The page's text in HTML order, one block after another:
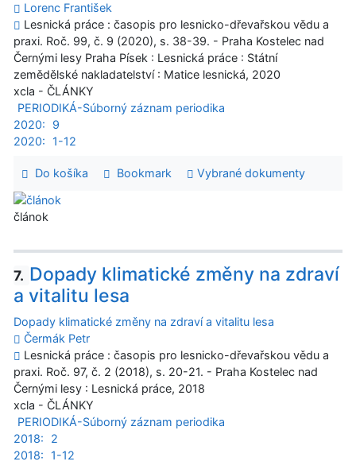
Lorenc František
Lesnická práce : časopis pro lesnicko-dřevařskou vědu a
praxi. Roč. 99, č. 9 (2020), s. 38-39. - Praha Kostelec nad
Černými lesy Praha Písek : Lesnická práce : Státní
zemědělské nakladatelství : Matice lesnická, 2020
xcla - ČLÁNKY
PERIODIKÁ-Súborný záznam periodika
2020:
9
2020:
1-12
Do košíka Bookmark Vybrané dokumenty
článok
7. Dopady klimatické změny na zdraví
a vitalitu lesa
Dopady klimatické změny na zdraví a vitalitu lesa
Čermák Petr
Lesnická práce : časopis pro lesnicko-dřevařskou vědu a
praxi. Roč. 97, č. 2 (2018), s. 20-21. - Praha Kostelec nad
Černými lesy : Lesnická práce, 2018
xcla - ČLÁNKY
PERIODIKÁ-Súborný záznam periodika
2018:
2
2018:
1-12